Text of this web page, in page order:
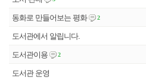
동화로 만들어보는 평화 2
도서관에서 알립니다.
도서관이용 2
도서관 운영